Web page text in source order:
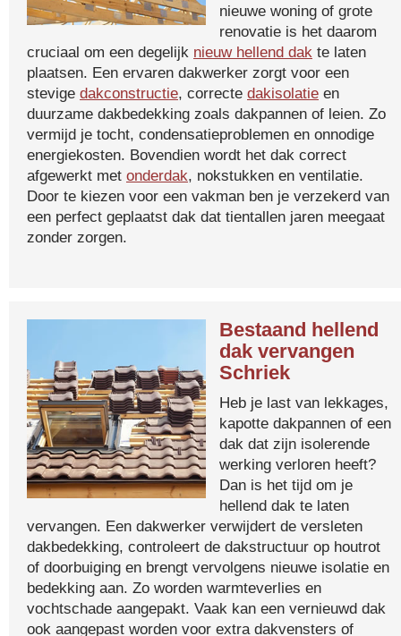
nieuwe woning of grote
renovatie is het daarom
cruciaal om een degelijk nieuw hellend dak te laten
plaatsen. Een ervaren dakwerker zorgt voor een
stevige dakconstructie, correcte dakisolatie en
duurzame dakbedekking zoals dakpannen of leien. Zo
vermijd je tocht, condensatieproblemen en onnodige
energiekosten. Bovendien wordt het dak correct
afgewerkt met onderdak, nokstukken en ventilatie.
Door te kiezen voor een vakman ben je verzekerd van
een perfect geplaatst dak dat tientallen jaren meegaat
zonder zorgen.
Bestaand hellend
dak vervangen
Schriek
Heb je last van lekkages,
kapotte dakpannen of een
dak dat zijn isolerende
werking verloren heeft?
Dan is het tijd om je
hellend dak te laten
vervangen. Een dakwerker verwijdert de versleten
dakbedekking, controleert de dakstructuur op houtrot
of doorbuiging en brengt vervolgens nieuwe isolatie en
bedekking aan. Zo worden warmteverlies en
vochtschade aangepakt. Vaak kan een vernieuwd dak
ook aangepast worden voor extra dakvensters of